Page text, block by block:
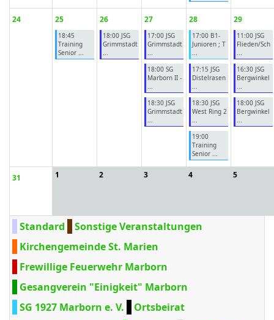
24 25
18:45
Training
Senior ...
26
18:00 JSG
Grimmstadt
...
27
17:00 JSG
Grimmstadt
...
18:00 SG
Marborn II -
...
18:30 JSG
Grimmstadt
...
28
17:00 B1-
Junioren ; T
...
17:15 JSG
Distelrasen
...
18:30 JSG
West Ring 2
...
19:00
Training
Senior ...
29
11:00 JSG
Flieden/Sch
...
16:30 JSG
Bergwinkel
...
18:00 JSG
Bergwinkel
...
31 1 2 3 4 5
Standard
Sonstige Veranstaltungen
Kirchengemeinde St. Marien
Frewillige Feuerwehr Marborn
Gesangverein "Einigkeit" Marborn
SG 1927 Marborn e. V.
Ortsbeirat